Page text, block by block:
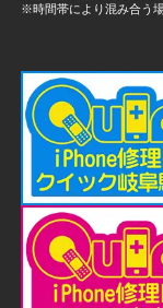
※時間帯により混み合う